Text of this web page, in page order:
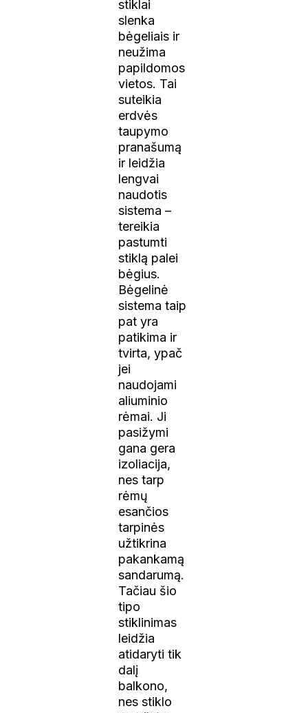
stiklai
slenka
bėgeliais ir
neužima
papildomos
vietos. Tai
suteikia
erdvės
taupymo
pranašumą
ir leidžia
lengvai
naudotis
sistema –
tereikia
pastumti
stiklą palei
bėgius.
Bėgelinė
sistema taip
pat yra
patikima ir
tvirta, ypač
jei
naudojami
aliuminio
rėmai. Ji
pasižymi
gana gera
izoliacija,
nes tarp
rėmų
esančios
tarpinės
užtikrina
pakankamą
sandarumą.
Tačiau šio
tipo
stiklinimas
leidžia
atidaryti tik
dalį
balkono,
nes stiklo